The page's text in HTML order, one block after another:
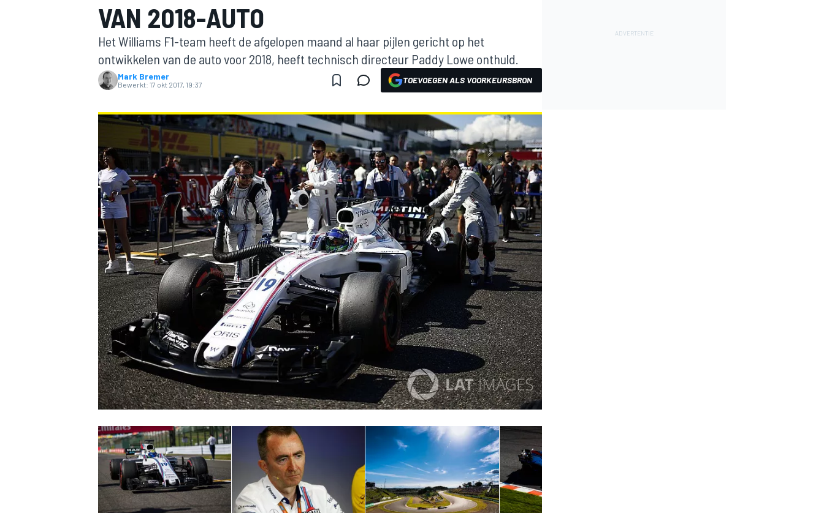
INDYCAR
WEC DTM
VAN 2018-AUTO
Het Williams F1-team heeft de afgelopen maand al haar pijlen gericht op het
ontwikkelen van de auto voor 2018, heeft technisch directeur Paddy Lowe onthuld.
Mark Bremer
Bewerkt: 17 okt 2017, 19:37 TOEVOEGEN ALS VOORKEURSBRON